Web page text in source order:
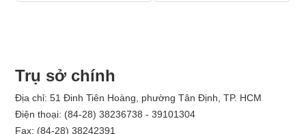
Trụ sở chính
Địa chỉ: 51 Đinh Tiên Hoàng, phường Tân Định, TP. HCM
Điện thoại: (84-28) 38236738 - 39101304
Fax: (84-28) 38242391